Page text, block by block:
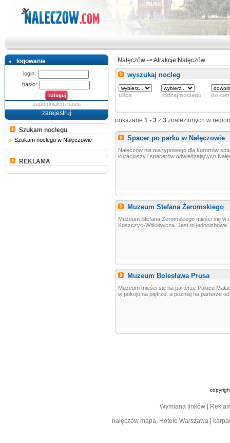
logowanie
login:
hasło:
zapomniałem hasła
zarejestruj
Szukam noclegu
Szukam noclegu w Nałęczowie
REKLAMA
Nałęczów ->Atrakcje Nałęczów
wyszukaj nocleg
ulica rodzaj noclegu do
pokazane 1 - 3 z 3 znalezionych w
Spacer po parku w Nałęczowie
Nałęczów nie ma typowego dla kurortów
kuracjuszy i spacerów odwiedzających
Muzeum Stefana Żeromskiego
Muzeum Stefana Żeromskiego mieści się w
Koszczyc-Witkiewicza. Jest to jednoizbowa
Muzeum Bolesława Prusa
Muzeum mieści się na parterze Pałacu
w pokoju na piętrze, a później na parterze
Wymiana linków
nałęczów mapa, Hotele Warszawa